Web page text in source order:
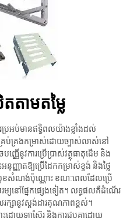
តាមតម្លៃ
រប្រអប់មានឥទ្ធិពលយ៉ាងខ្លាំងដល់
គ្រប់គ្រងកម្រាស់ដោយច្បាស់លាស់នៅ
ញើនូវការប្រើប្រាស់វត្ថុធាតុដើម និង
នុញ្ញាតឱ្យប្រើដែកកម្រាស់ខ្ទង់ និងថ្លៃ
សុខសំណង់ប៉ុណ្ណោះ ខណៈពេលដែលប្រើ
យនៅផ្នែកផ្សេងទៀត។ លទ្ធផលគឺដំណើរ
សានូវស្តង់ដារគុណភាពខ្ពស់។
ះដោយឡាស៊ែរ និងការជួបគ្នាដោយ